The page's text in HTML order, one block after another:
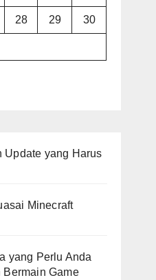
28 29 30
Update yang Harus
Minecraft
yang Perlu Anda
Bermain Game